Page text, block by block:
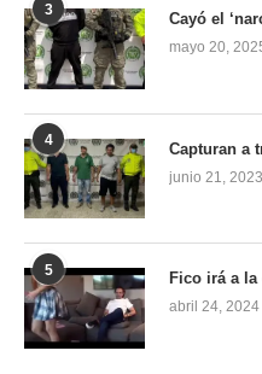
3 Cayó el
mayo 20,
4 Capturan a
junio 21, 2023
5 Fico irá a
abril 24, 2024